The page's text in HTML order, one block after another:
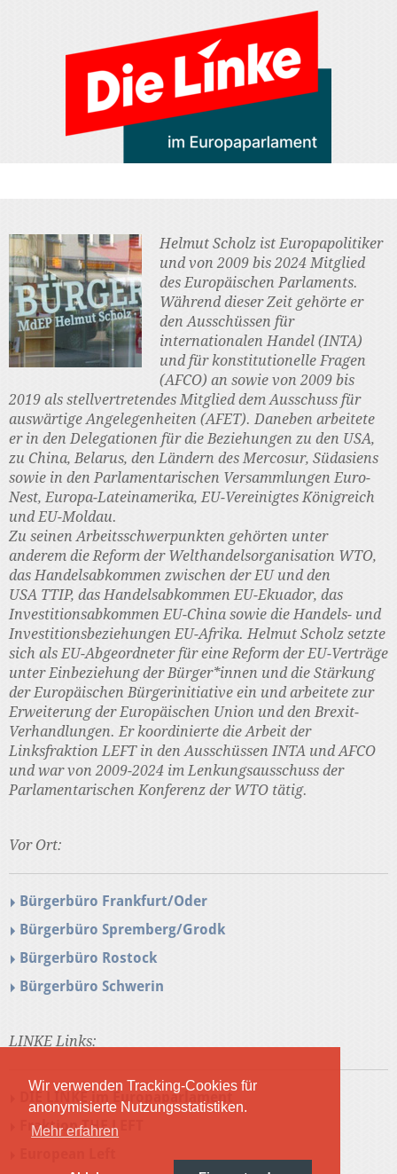
Wir verwenden Tracking-Cookies für
anonymisierte Nutzungsstatistiken.
Mehr erfahren
Helmut Scholz ist Europapolitiker
und von 2009 bis 2024 Mitglied
des Europäischen Parlaments.
Während dieser Zeit gehörte er
den Ausschüssen für
internationalen Handel (INTA)
und für konstitutionelle Fragen
(AFCO) an sowie von 2009 bis
2019 als stellvertretendes Mitglied dem Ausschuss für
auswärtige Angelegenheiten (AFET). Daneben arbeitete
er in den Delegationen für die Beziehungen zu den USA,
zu China, Belarus, den Ländern des Mercosur, Südasiens
sowie in den Parlamentarischen Versammlungen Euro-
Nest, Europa-Lateinamerika, EU-Vereinigtes Königreich
und EU-Moldau.
Zu seinen Arbeitsschwerpunkten gehörten unter
anderem die Reform der Welthandelsorganisation WTO,
das Handelsabkommen zwischen der EU und den
USA TTIP, das Handelsabkommen EU-Ekuador, das
Investitionsabkommen EU-China sowie die Handels- und
Investitionsbeziehungen EU-Afrika. Helmut Scholz setzte
sich als EU-Abgeordneter für eine Reform der EU-Verträge
unter Einbeziehung der Bürger*innen und die Stärkung
der Europäischen Bürgerinitiative ein und arbeitete zur
Erweiterung der Europäischen Union und den Brexit-
Verhandlungen. Er koordinierte die Arbeit der
Linksfraktion LEFT in den Ausschüssen INTA und AFCO
und war von 2009-2024 im Lenkungsausschuss der
Parlamentarischen Konferenz der WTO tätig.
Vor Ort:
Bürgerbüro Frankfurt/Oder
Bürgerbüro Spremberg/Grodk
Bürgerbüro Rostock
Bürgerbüro Schwerin
LINKE Links:
DIE LINKE im Europaparlament
Fraktion THE LEFT